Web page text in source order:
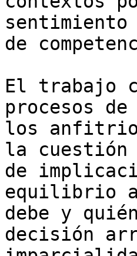
de
El trabajo
procesos
los
la cuestión
de
equilibrio
debe y
decisión